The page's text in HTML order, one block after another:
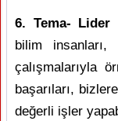
6. Tema- Lider
bilim
çalışmalarıyla
başarıları,
değerli işler